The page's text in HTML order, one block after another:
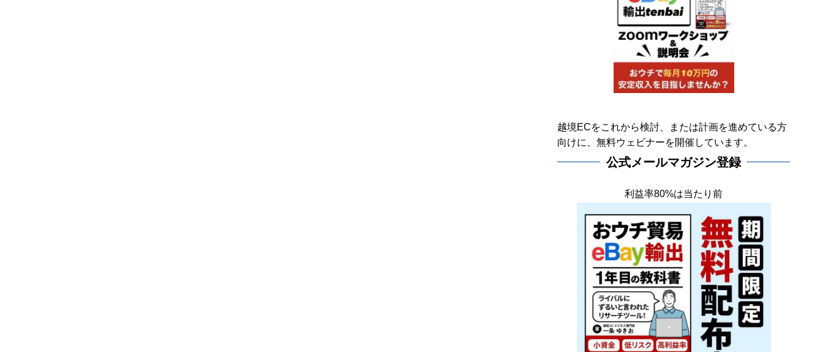
越境ECをこれから検討、または計画を進めている方
向けに、無料ウェビナーを開催しています。
公式メールマガジン登録
利益率80%は当たり前